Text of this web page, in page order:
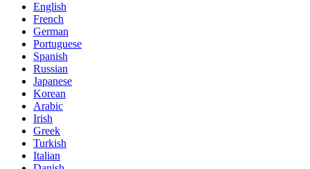
English
French
German
Portuguese
Spanish
Russian
Japanese
Korean
Arabic
Irish
Greek
Turkish
Italian